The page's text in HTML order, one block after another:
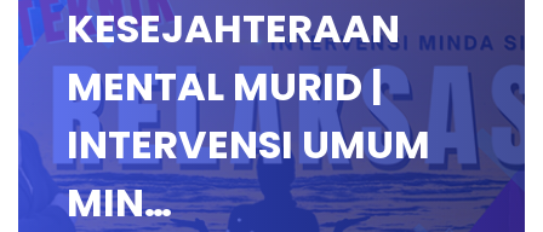
KESEJAHTERAAN
MENTAL MURID |
INTERVENSI UMUM
MIN…